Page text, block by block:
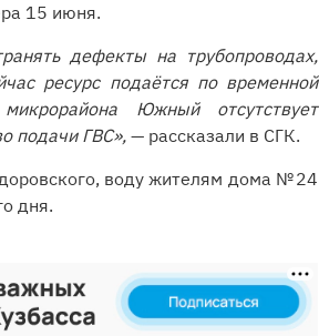
15 июня.
дефекты на трубопроводах,
ресурс подаётся по временной
Южный отсутствует
подачи ГВС», — рассказали в СГК.
воду жителям дома № 24
дня.